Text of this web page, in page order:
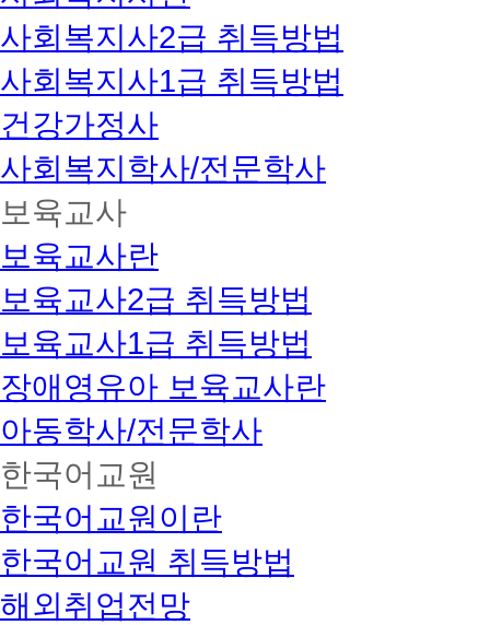
사회복지사2급 취득방법
사회복지사1급 취득방법
건강가정사
사회복지학사/전문학사
보육교사
보육교사란
보육교사2급 취득방법
보육교사1급 취득방법
장애영유아 보육교사란
아동학사/전문학사
한국어교원
한국어교원이란
한국어교원 취득방법
해외취업전망